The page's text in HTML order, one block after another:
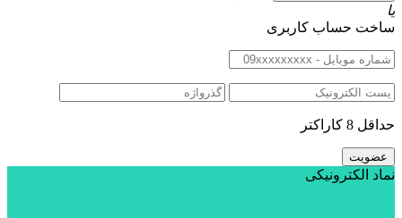
یا
ساخت حساب کاربری
حداقل 8 کاراکتر
نماد الکترونیکی